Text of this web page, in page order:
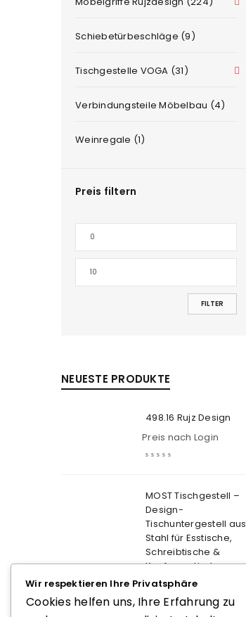
Schiebetürbeschläge (9)
Tischgestelle VOGA (31)
Verbindungsteile Möbelbau (4)
Weinregale (1)
Preis filtern
FILTER
NEUESTE PRODUKTE
498.16 Rujz Design
Preis nach Login
MOST Tischgestell –
Design-
Tischuntergestell aus
Stahl für Esstische,
Schreibtische &
Konferenztische
Preis nach Login
Wir respektieren Ihre Privatsphäre
Cookies helfen uns, Ihre Erfahrung zu